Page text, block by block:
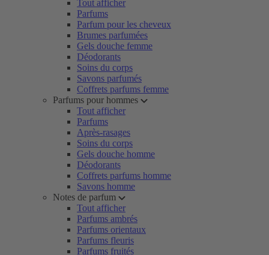
Tout afficher
Parfums
Parfum pour les cheveux
Brumes parfumées
Gels douche femme
Déodorants
Soins du corps
Savons parfumés
Coffrets parfums femme
Parfums pour hommes
Tout afficher
Parfums
Après-rasages
Soins du corps
Gels douche homme
Déodorants
Coffrets parfums homme
Savons homme
Notes de parfum
Tout afficher
Parfums ambrés
Parfums orientaux
Parfums fleuris
Parfums fruités